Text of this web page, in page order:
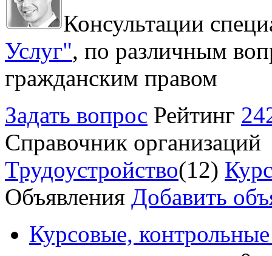
Консультации
Услуг", по различным
гражданским правом
Задать вопрос Рейтинг
Справочник организаций
Трудоустройство(12)
Объявления Добавить
Курсовые,